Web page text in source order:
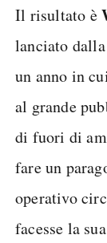
Il risultato è
lanciato
un anno in
al grande
di fuori di
fare un
operativo
facesse la